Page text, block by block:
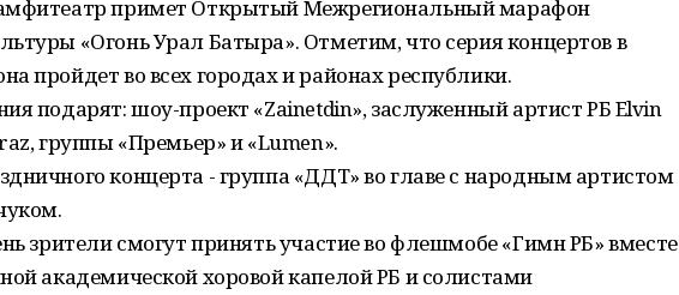
примет Открытый Межрегиональный марафон
«Огонь Урал Батыра». Отметим, что серия концертов в
пройдет во всех городах и районах республики.
подарят: шоу-проект «Zainetdin», заслуженный артист РБ Elvin
группы «Премьер» и «Lumen».
концерта - группа «ДДТ» во главе с народным артистом
зрители смогут принять участие во флешмобе «Гимн РБ» вместе
академической хоровой капелой РБ и солистами